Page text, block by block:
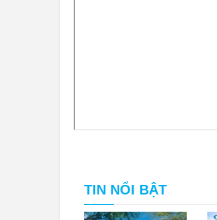
TIN NỔI BẬT